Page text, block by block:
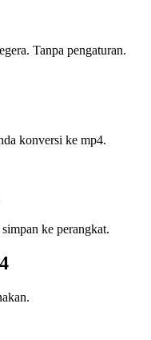
Tanpa pengaturan.
konversi ke mp4.
ke perangkat.